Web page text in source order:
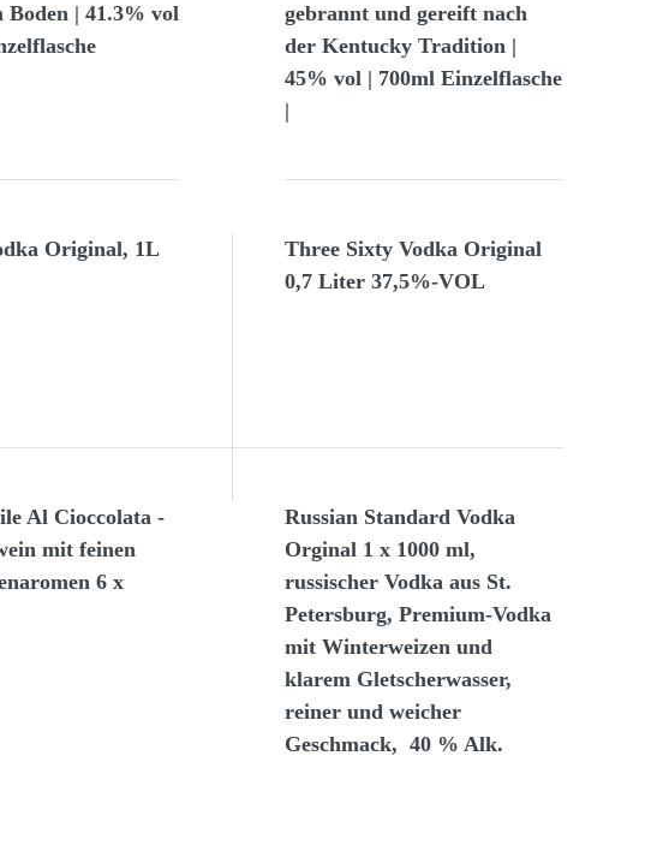
Boden | 41.3% vol
gebrannt und gereift nach
der Kentucky Tradition |
45% vol | 700ml Einzelflasche
|
Original, 1L
Three Sixty Vodka Original
0,7 Liter 37,5%-VOL
Al Cioccolata -
mit feinen
6 x
Russian Standard Vodka
Orginal 1 x 1000 ml,
russischer Vodka aus St.
Petersburg, Premium-Vodka
mit Winterweizen und
klarem Gletscherwasser,
reiner und weicher
Geschmack, 40 % Alk.